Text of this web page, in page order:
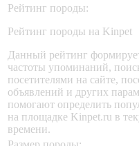
Рейтинг породы:
Рейтинг породы на Kinpet
Данный рейтинг
частоты упоминаний,
посетителями на сайте,
объявлений и других
помогают определить
на площадке Kinpet.ru в
времени.